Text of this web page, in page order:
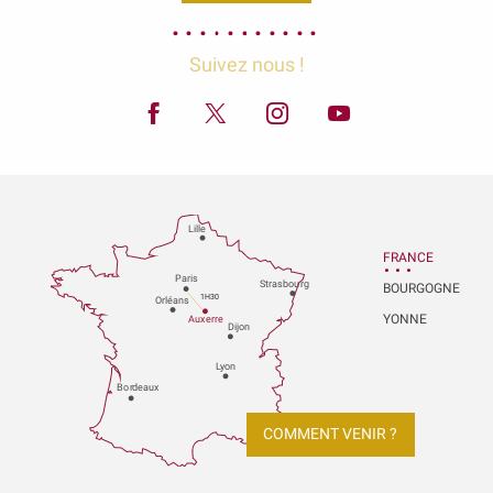
Suivez nous !
Paris
Dijon
Orléans
Bordeaux
Lyon
Auxerre
Strasbourg
Lille
1H30
FRANCE
BOURGOGNE
YONNE
COMMENT VENIR ?